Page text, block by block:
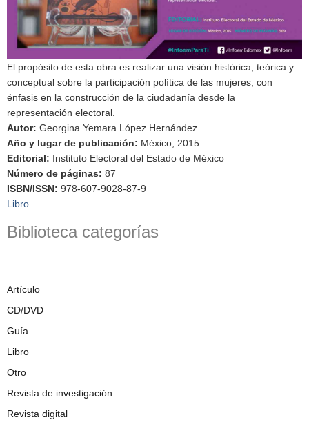
El propósito de esta obra es realizar una visión histórica, teórica y
conceptual sobre la participación política de las mujeres, con
énfasis en la construcción de la ciudadanía desde la
representación electoral.
Autor: Georgina Yemara López Hernández
Año y lugar de publicación: México, 2015
Editorial: Instituto Electoral del Estado de México
Número de páginas: 87
ISBN/ISSN: 978-607-9028-87-9
Libro
Biblioteca categorías
Artículo
CD/DVD
Guía
Libro
Otro
Revista de investigación
Revista digital